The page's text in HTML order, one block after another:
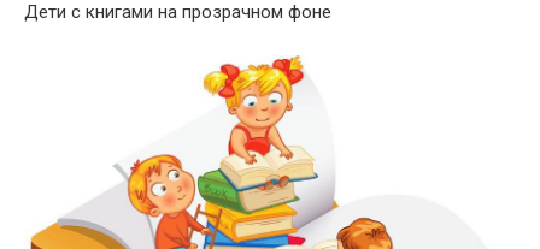
Дети с книгами на прозрачном фоне